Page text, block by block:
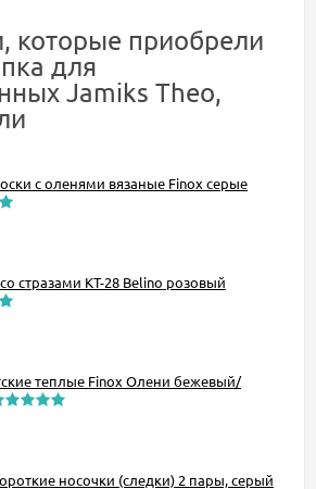
которые приобрели
для
Jamiks Theo,
с оленями вязаные Finox серые
стразами KT-28 Belino розовый
теплые Finox Олени бежевый/
носочки (следки) 2 пары, серый